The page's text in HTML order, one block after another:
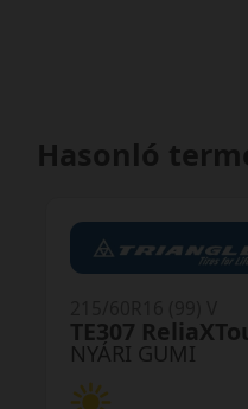
Hasonló
NYÁRI GUMI
TE307